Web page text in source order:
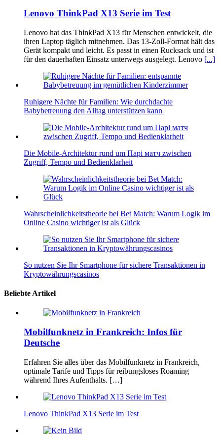
Lenovo ThinkPad X13 Serie im Test
Lenovo hat das ThinkPad X13 für Menschen entwickelt, die
ihren Laptop täglich mitnehmen. Das 13-Zoll-Format hält das
Gerät kompakt und leicht. Es passt in einen Rucksack und ist
für den dauerhaften Einsatz unterwegs ausgelegt. Lenovo [...]
Ruhigere Nächte für Familien: Wie durchdachte
Babybetreuung den Alltag unterstützen kann
Die Mobile-Architektur rund um Парі матч zwischen
Zugriff, Tempo und Bedienklarheit
Wahrscheinlichkeitstheorie bei Bet Match: Warum Logik im
Online Casino wichtiger ist als Glück
So nutzen Sie Ihr Smartphone für sichere Transaktionen in
Kryptowährungscasinos
Beliebte Artikel
Mobilfunknetz in Frankreich: Infos für
Deutsche
Erfahren Sie alles über das Mobilfunknetz in Frankreich,
optimale Tarife und Tipps für reibungsloses Roaming
während Ihres Aufenthalts. […]
Lenovo ThinkPad X13 Serie im Test